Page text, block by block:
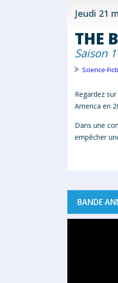
Jeudi 21
THE
Saison
Science-
Regardez
America en
Dans une
empêcher
BANDE